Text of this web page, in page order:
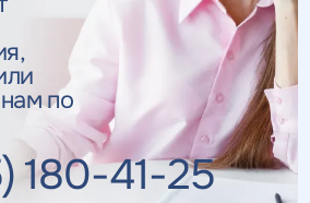
по
180-41-25